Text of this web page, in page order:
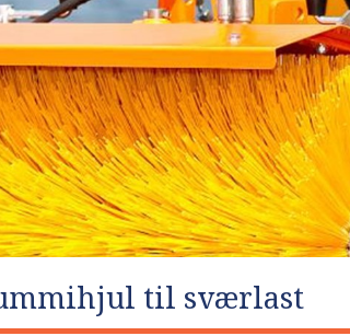
til sværlast​